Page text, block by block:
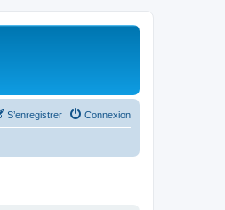
Connexion
S’enregistrer